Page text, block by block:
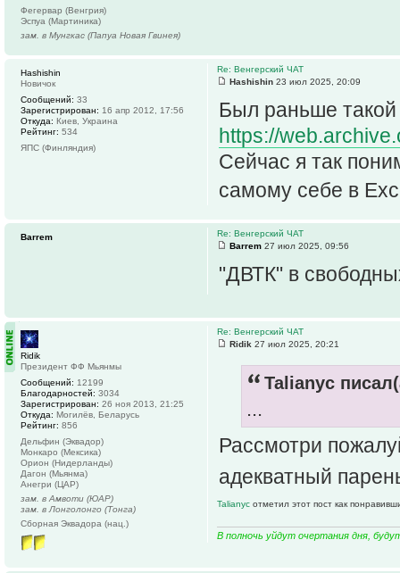
Фегервар (Венгрия)
Эспуа (Мартиника)
зам. в Мунгкас (Папуа Новая Гвинея)
Re: Венгерский ЧАТ
Hashishin 23 июл 2025, 20:09
Был раньше такой
https://
Сейчас я так
самому себе в
Hashishin
Новичок
Сообщений: 33
Зарегистрирован: 16 апр 2012, 17:56
Откуда: Киев, Украина
Рейтинг: 534
ЯПС (Финляндия)
Re: Венгерский ЧАТ
Barrem 27 июл 2025, 09:56
"ДВТК" в
Barrem
Re: Венгерский ЧАТ
Ridik 27 июл 2025, 20:21
Talianyc
...
Рассмотри
адекватный
Talianyc отметил этот пост как
В полночь уйдут очертания дня,
Ridik
Президент ФФ Мьянмы
Сообщений: 12199
Благодарностей: 3034
Зарегистрирован: 26 ноя 2013, 21:25
Откуда: Могилёв, Беларусь
Рейтинг: 856
Дельфин (Эквадор)
Монкаро (Мексика)
Орион (Нидерланды)
Дагон (Мьянма)
Анегри (ЦАР)
зам. в Амвоти (ЮАР)
зам. в Лонголонго (Тонга)
Сборная Эквадора (нац.)